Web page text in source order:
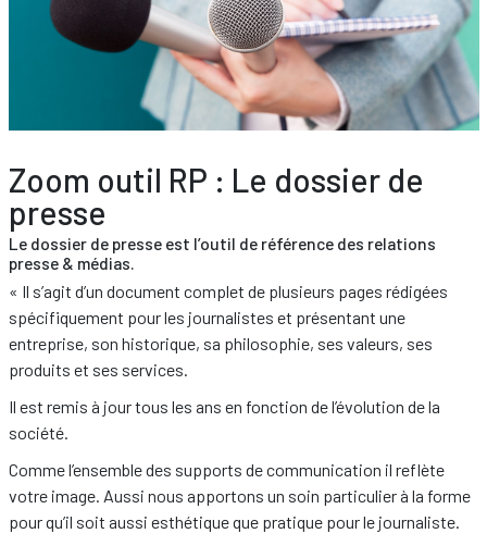
Zoom outil RP : Le dossier de
presse
Le dossier de presse est l’outil de référence des relations
presse & médias.
« Il s’agit d’un document complet de plusieurs pages rédigées
spécifiquement pour les journalistes et présentant une
entreprise, son historique, sa philosophie, ses valeurs, ses
produits et ses services.
Il est remis à jour tous les ans en fonction de l’évolution de la
société.
Comme l’ensemble des supports de communication il reflète
votre image. Aussi nous apportons un soin particulier à la forme
pour qu’il soit aussi esthétique que pratique pour le journaliste.